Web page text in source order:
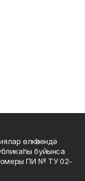
өлкәһендә
буйынса
номеры ПИ № ТУ 02-